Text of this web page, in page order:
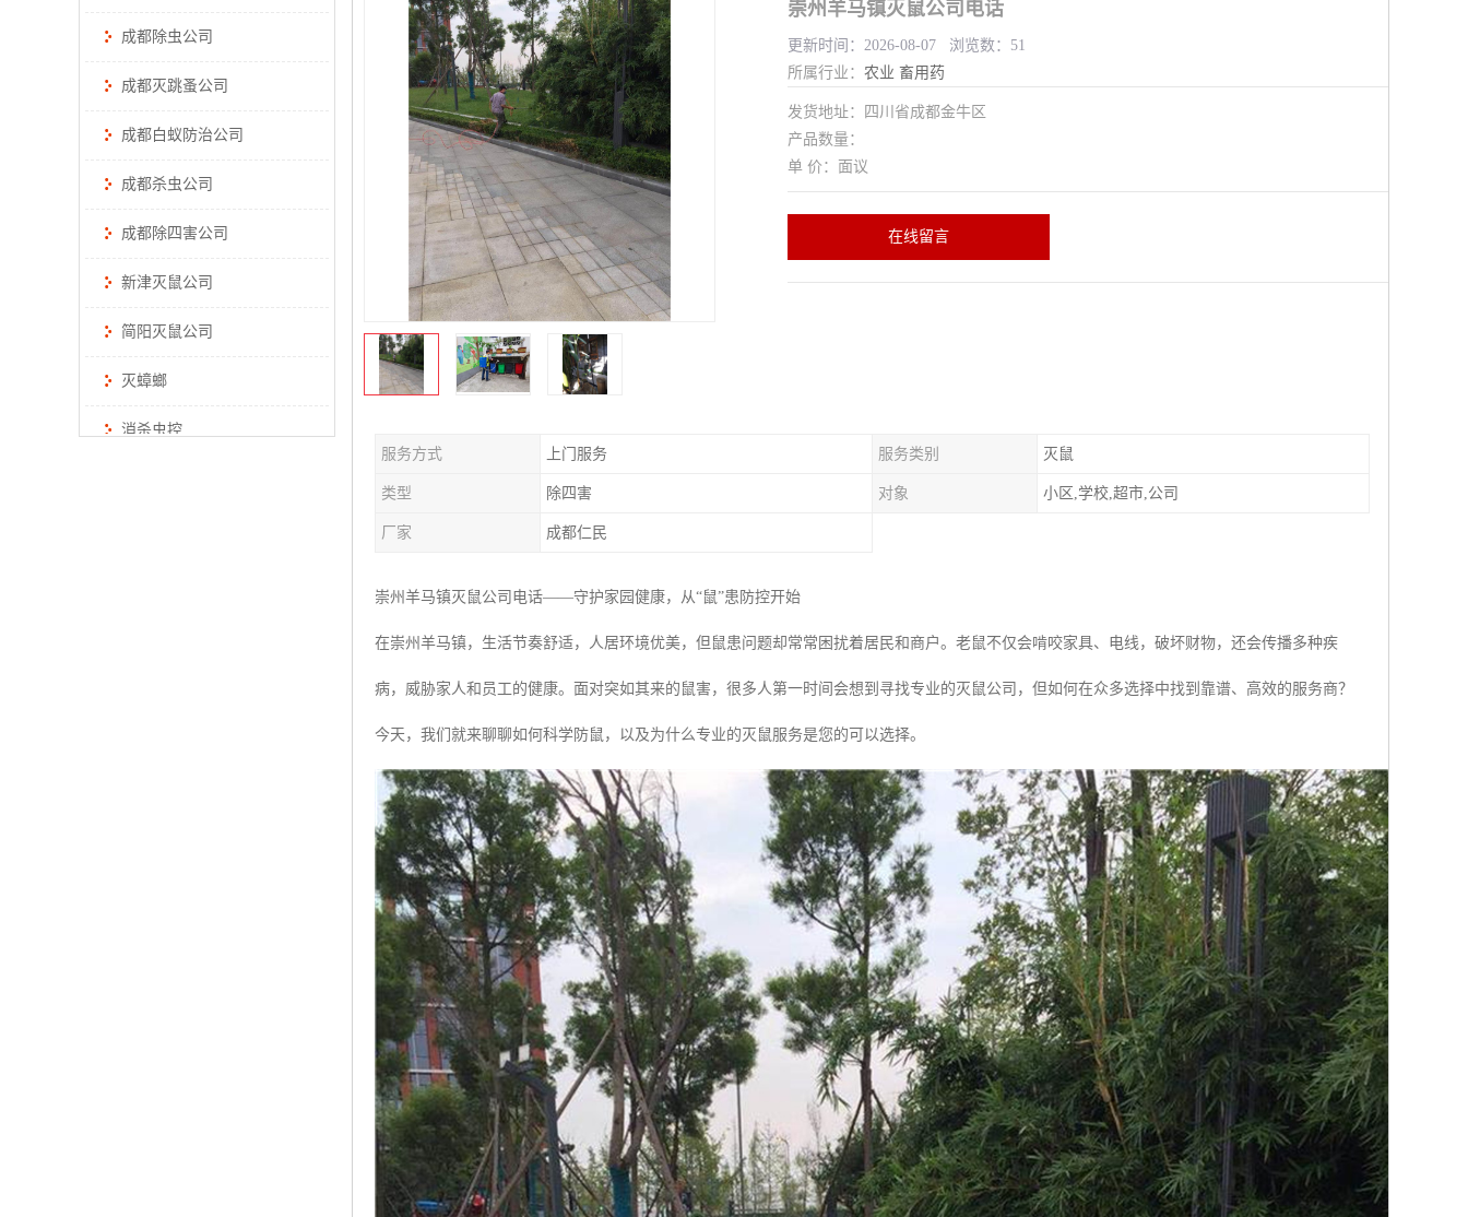
成都除虫公司
成都灭跳蚤公司
成都白蚁防治公司
成都杀虫公司
成都除四害公司
新津灭鼠公司
简阳灭鼠公司
灭蟑螂
消杀虫控
崇州羊马镇灭鼠公司电话
更新时间：2026-08-07 浏览数：51
所属行业： 农业 畜用药
发货地址：四川省成都金牛区
产品数量：
单 价：面议
在线留言
服务方式 上门服务 服务类别 灭鼠
类型 除四害 对象 小区,学校,超市,公司
厂家 成都仁民
崇州羊马镇灭鼠公司电话——守护家园健康，从“鼠”患防控开始
在崇州羊马镇，生活节奏舒适，人居环境优美，但鼠患问题却常常困扰着居民和商户。老鼠不仅会啃咬家具、电线，破坏财物，还会传播多种疾
病，威胁家人和员工的健康。面对突如其来的鼠害，很多人第一时间会想到寻找专业的灭鼠公司，但如何在众多选择中找到靠谱、高效的服务商？
今天，我们就来聊聊如何科学防鼠，以及为什么专业的灭鼠服务是您的可以选择。